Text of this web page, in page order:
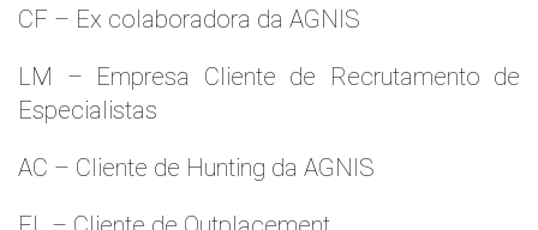
CF – Ex colaboradora da AGNIS
LM – Empresa Cliente de Recrutamento de
Especialistas
AC – Cliente de Hunting da AGNIS